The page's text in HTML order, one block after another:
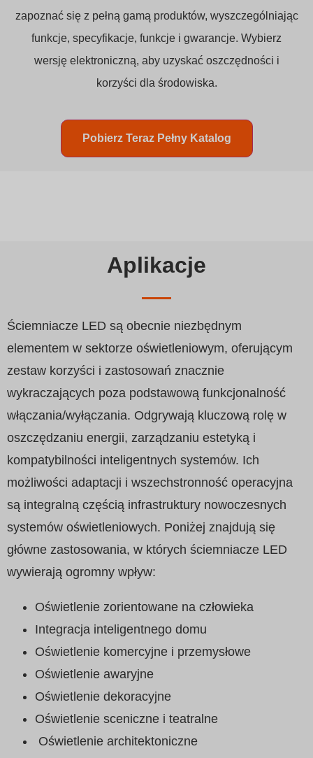
zapoznać się z pełną gamą produktów, wyszczególniając
funkcje, specyfikacje, funkcje i gwarancje. Wybierz
wersję elektroniczną, aby uzyskać oszczędności i
korzyści dla środowiska.
Pobierz Teraz Pełny Katalog
Aplikacje
Ściemniacze LED są obecnie niezbędnym
elementem w sektorze oświetleniowym, oferującym
zestaw korzyści i zastosowań znacznie
wykraczających poza podstawową funkcjonalność
włączania/wyłączania. Odgrywają kluczową rolę w
oszczędzaniu energii, zarządzaniu estetyką i
kompatybilności inteligentnych systemów. Ich
możliwości adaptacji i wszechstronność operacyjna
są integralną częścią infrastruktury nowoczesnych
systemów oświetleniowych. Poniżej znajdują się
główne zastosowania, w których ściemniacze LED
wywierają ogromny wpływ:
Oświetlenie zorientowane na człowieka
Integracja inteligentnego domu
Oświetlenie komercyjne i przemysłowe
Oświetlenie awaryjne
Oświetlenie dekoracyjne
Oświetlenie sceniczne i teatralne
Oświetlenie architektoniczne